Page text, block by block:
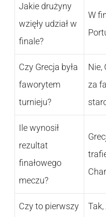
Jakie drużyny
wzięły udział w
finale?
W
Czy Grecja była
faworytem
turnieju?
Nie,
za
Ile wynosił
rezultat
finałowego
meczu?
Czy to pierwszy